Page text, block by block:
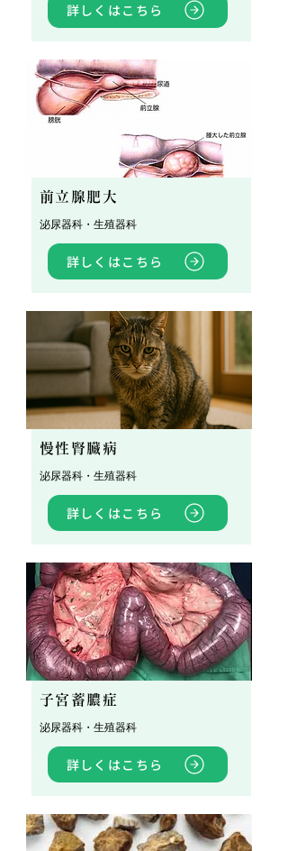
詳しくはこちら
前立腺肥大
泌尿器科・生殖器科
詳しくはこちら
慢性腎臓病
泌尿器科・生殖器科
詳しくはこちら
子宮蓄膿症
泌尿器科・生殖器科
詳しくはこちら